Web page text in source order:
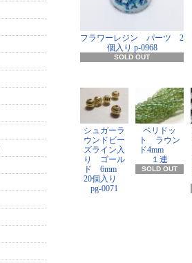
フラワーレジン パーツ 2
個入り p-0968
SOLD OUT
シュガーラ
ウンドビー
ズライン入
り ゴール
ド 6mm
20個入り
pg-0071
ペリドッ
ト ラウン
ド4mm
１連
SOLD OUT